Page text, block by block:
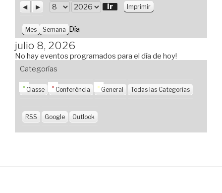
A
n
t
e
r
i
o
r
S
i
g
u
i
e
n
t
e
D
a
ñ
o
Imprimir V
i
a
Mes Semana Día
julio 8, 2026
No hay eventos programados para el día de hoy!
Categorías
Classe Conferència General Todas las Categorías
RSS Google Outlook